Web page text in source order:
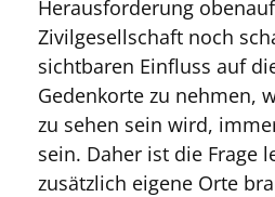
Herausforderung
Zivilgesellschaft noch
sichtbaren Einfluss auf
Gedenkorte zu nehmen,
zu sehen sein wird,
sein. Daher ist die Frage
zusätzlich eigene Orte